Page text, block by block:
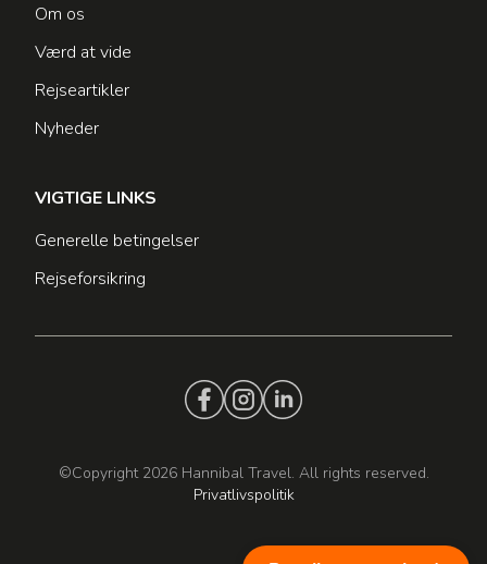
Om os
Værd at vide
Rejseartikler
Nyheder
VIGTIGE LINKS
Generelle betingelser
Rejseforsikring
©Copyright 2026 Hannibal Travel. All rights reserved.
Privatlivspolitik